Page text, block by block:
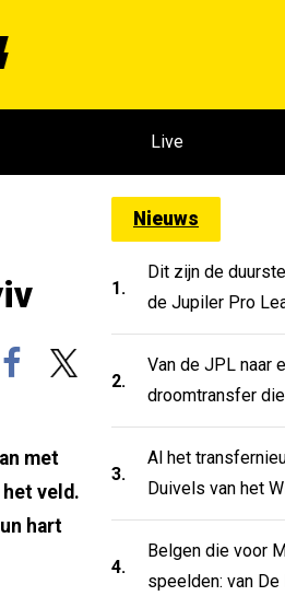
Live
met
veld.
hart
Nieuws
1.
Dit zijn de
de Jupiler Pro
2.
Van de JPL naar
droomtransfer
3.
Al het
Duivels van het
4.
Belgen die voor
speelden: van